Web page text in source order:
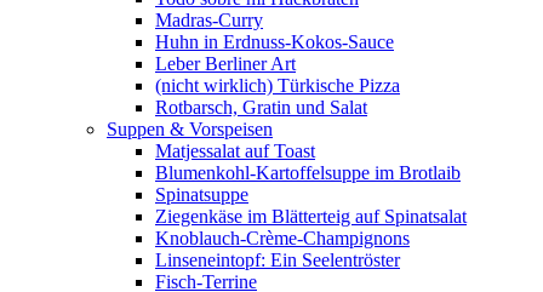
Madras-Curry
Huhn in Erdnuss-Kokos-Sauce
Leber Berliner Art
(nicht wirklich) Türkische Pizza
Rotbarsch, Gratin und Salat
Suppen & Vorspeisen
Matjessalat auf Toast
Blumenkohl-Kartoffelsuppe im Brotlaib
Spinatsuppe
Ziegenkäse im Blätterteig auf Spinatsalat
Knoblauch-Crème-Champignons
Linseneintopf: Ein Seelentröster
Fisch-Terrine